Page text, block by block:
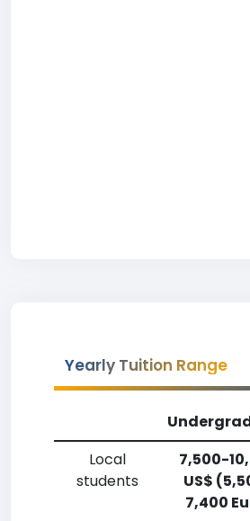
Yearly Tuition Range
Local
students
7,500-
US$
7,400